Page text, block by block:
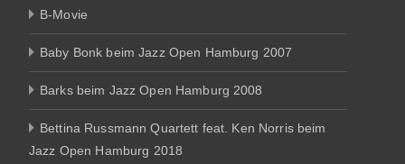
B-Movie
Baby Bonk beim Jazz Open Hamburg 2007
Barks beim Jazz Open Hamburg 2008
Bettina Russmann Quartett feat. Ken Norris beim
Jazz Open Hamburg 2018